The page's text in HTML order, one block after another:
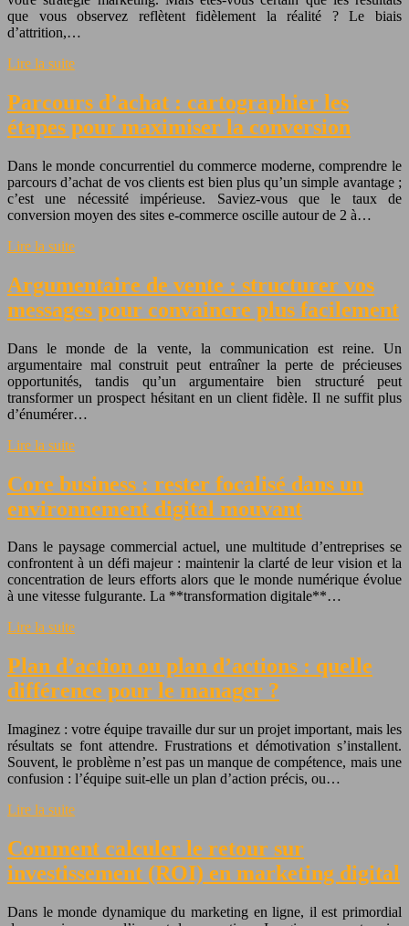
que vous observez reflètent fidèlement la réalité ? Le biais
d’attrition,…
Lire la suite
Parcours d’achat : cartographier les
étapes pour maximiser la conversion
Dans le monde concurrentiel du commerce moderne, comprendre le
parcours d’achat de vos clients est bien plus qu’un simple avantage ;
c’est une nécessité impérieuse. Saviez-vous que le taux de
conversion moyen des sites e-commerce oscille autour de 2 à…
Lire la suite
Argumentaire de vente : structurer vos
messages pour convaincre plus facilement
Dans le monde de la vente, la communication est reine. Un
argumentaire mal construit peut entraîner la perte de précieuses
opportunités, tandis qu’un argumentaire bien structuré peut
transformer un prospect hésitant en un client fidèle. Il ne suffit plus
d’énumérer…
Lire la suite
Core business : rester focalisé dans un
environnement digital mouvant
Dans le paysage commercial actuel, une multitude d’entreprises se
confrontent à un défi majeur : maintenir la clarté de leur vision et la
concentration de leurs efforts alors que le monde numérique évolue
à une vitesse fulgurante. La **transformation digitale**…
Lire la suite
Plan d’action ou plan d’actions : quelle
différence pour le manager ?
Imaginez : votre équipe travaille dur sur un projet important, mais les
résultats se font attendre. Frustrations et démotivation s’installent.
Souvent, le problème n’est pas un manque de compétence, mais une
confusion : l’équipe suit-elle un plan d’action précis, ou…
Lire la suite
Comment calculer le retour sur
investissement (ROI) en marketing digital
Dans le monde dynamique du marketing en ligne, il est primordial